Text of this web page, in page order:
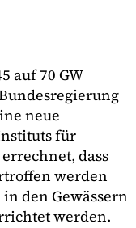
auf 70 GW
neue
für
dass
werden
den Gewässern
werden.